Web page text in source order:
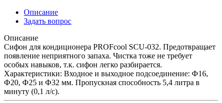
Описание
Задать вопрос
Описание
Сифон для кондиционера PROFcool SCU-032. Предотвращает
появление неприятного запаха. Чистка тоже не требует
особых навыков, т.к. сифон легко разбирается.
Характеристики: Входное и выходное подсоединение: Ф16,
Ф20, Ф25 и Ф32 мм. Пропускная способность 5,4 литра в
минуту (0,1 л/с).